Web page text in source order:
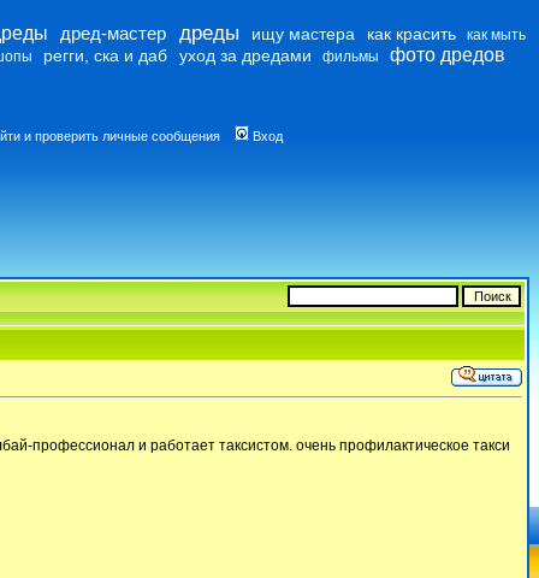
дред-мастер дреды ищу мастера как красить
как мыть
регги, ска и даб уход за дредами фильмы фото дредов
и проверить личные сообщения Вход
профессионал и работает таксистом. очень профилактическое такси